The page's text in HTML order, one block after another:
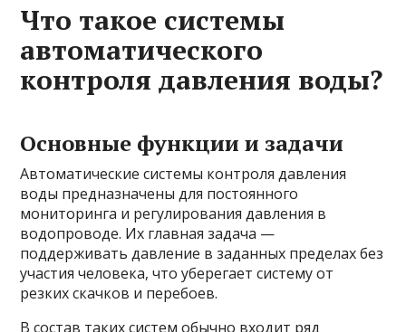
Что такое системы
автоматического
контроля давления воды?
Основные функции и задачи
Автоматические системы контроля давления
воды предназначены для постоянного
мониторинга и регулирования давления в
водопроводе. Их главная задача —
поддерживать давление в заданных пределах без
участия человека, что уберегает систему от
резких скачков и перебоев.
В состав таких систем обычно входит ряд